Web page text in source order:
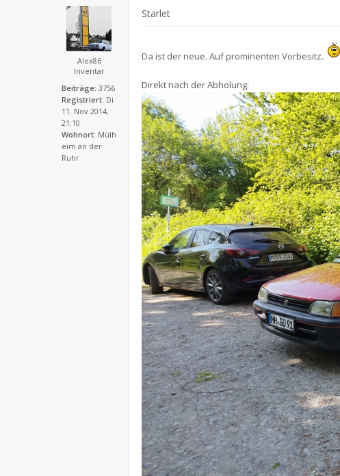
Alex86
Inventar
Beiträge: 3756
Registriert: Di
11. Nov 2014,
21:10
Wohnort: Mülh
eim an der
Ruhr
Starlet
Da ist der neue. Auf prominenten Vorbesitz.
Direkt nach der Abholung: